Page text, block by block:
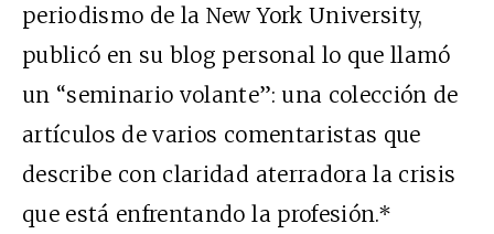
periodismo de la New York University,
publicó en su blog personal lo que llamó
un “seminario volante”: una colección de
artículos de varios comentaristas que
describe con claridad aterradora la crisis
que está enfrentando la profesión.*